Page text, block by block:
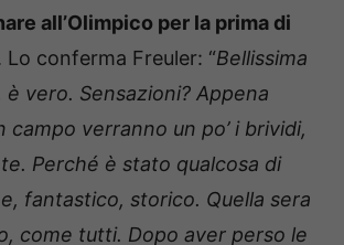
all’Olimpico per la prima di
Lo conferma Freuler: “Bellissima
vero. Sensazioni? Appena
campo verranno un po’ i brividi,
Perché è stato qualcosa di
fantastico, storico. Quella sera
come tutti. Dopo aver perso le